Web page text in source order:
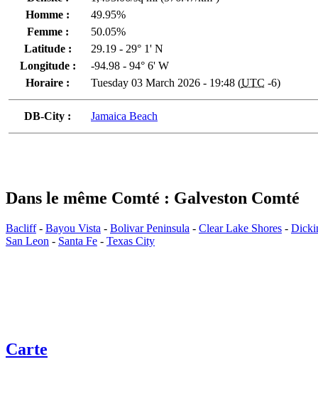
Homme :
49.95%
Femme :
50.05%
Latitude :
29.19 - 29° 1' N
Longitude :
-94.98 - 94° 6' W
Horaire :
Tuesday 03 March 2026 - 19:48 (UTC -6)
DB-City : Jamaica Beach
Dans le même Comté : Galveston Comté
Bacliff- Bayou Vista - Bolivar Peninsula - Clear Lake Shores -
San Leon - Santa Fe - Texas City
Carte